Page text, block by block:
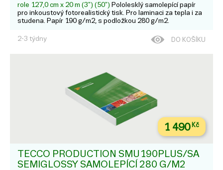
role 127,0 cm x 20 m (3") (50") Pololesklý samolepící papír
pro inkoustový fotorealistický tisk. Pro laminaci za tepla i za
studena. Papír 190 g/m2, s podložkou 280 g/m2.
2-3 týdny DO KOŠÍKU
1 490Kč
TECCO PRODUCTION SMU190PLUS/SA
SEMIGLOSSY SAMOLEPÍCÍ 280 G/M2